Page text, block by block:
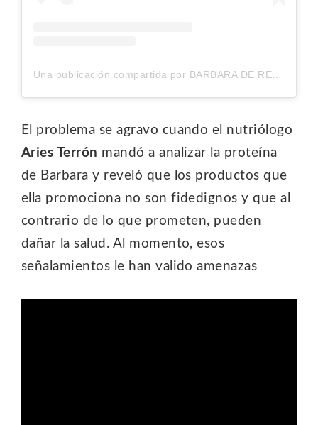
Una publicación compartida por BARBARA DE REGIL SCHOENWALD (@barbaraderegil)
El problema se agravo cuando el nutriólogo
Aries Terrón mandó a analizar la proteína
de Barbara y reveló que los productos que
ella promociona no son fidedignos y que al
contrario de lo que prometen, pueden
dañar la salud. Al momento, esos
señalamientos le han valido amenazas